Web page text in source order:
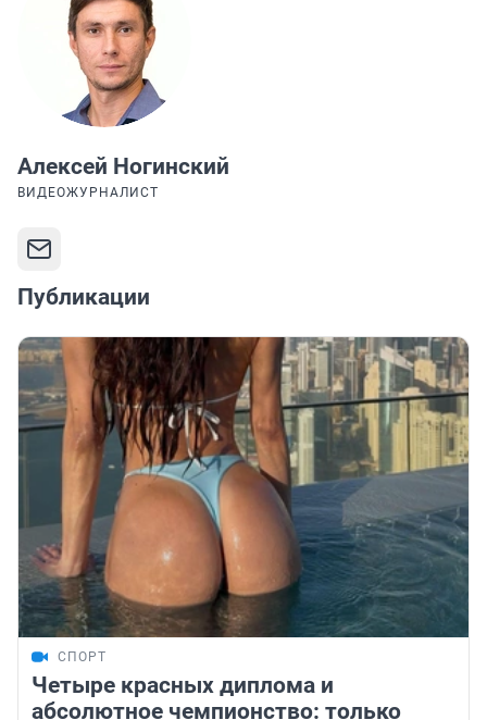
Алексей Ногинский
ВИДЕОЖУРНАЛИСТ
Публикации
СПОРТ
Четыре красных диплома и
абсолютное чемпионство: только